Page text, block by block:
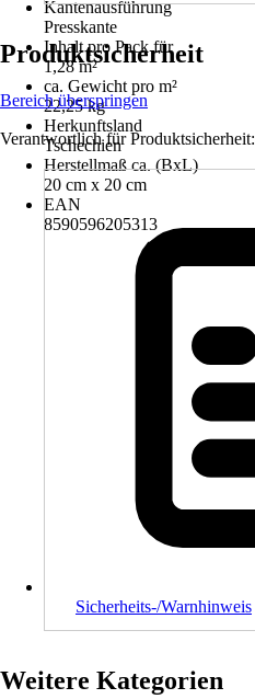
Kantenausführung
Presskante
Inhalt pro Pack für
1,28 m²
ca. Gewicht pro m²
22,25 kg
Herkunftsland
Tschechien
Herstellmaß ca. (BxL)
20 cm x 20 cm
EAN
8590596205313
Produktsicherheit
Bereich überspringen
Verantwortlich für Produktsicherheit:
Sicherheits-/Warnhinweis
Weitere Kategorien